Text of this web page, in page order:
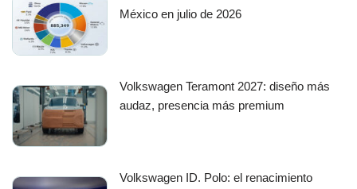
México en julio de 2026
Volkswagen Teramont 2027: diseño más
audaz, presencia más premium
Volkswagen ID. Polo: el renacimiento